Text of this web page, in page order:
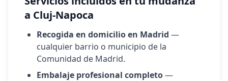
a Cluj-Napoca
Recogida en domicilio en Madrid —
cualquier barrio o municipio de la
Comunidad de Madrid.
Embalaje profesional completo—